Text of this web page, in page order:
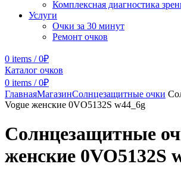
Комплексная диагностика
Услуги
Очки за 30 минут
Ремонт очков
0 items / 0₽
Каталог очков
0 items / 0₽
ГлавнаяМагазинСолнцезащитные очки
Vogue женские 0VO5132S w44_6g
Солнцезащитные
женские 0VO5132S